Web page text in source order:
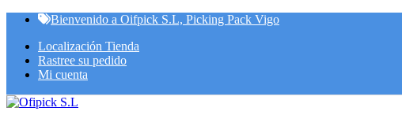
Skip
navigation
Skip
content
Bienvenido a Oifpick S.L, Picking Pack Vigo
Localización Tienda
Rastree su pedido
Mi cuenta